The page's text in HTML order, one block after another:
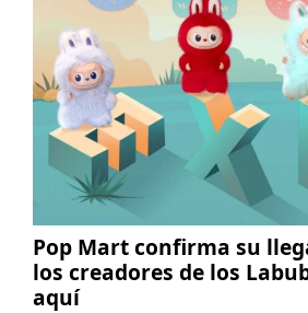
Pop Mart confirma su
los creadores de los
aquí